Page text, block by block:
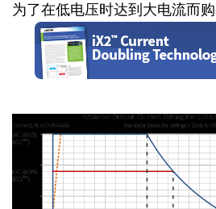
为了在低电压时达到大电流而购